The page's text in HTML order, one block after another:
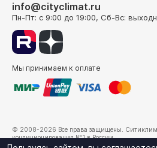
info@cityclimat.ru
Пн-Пт: с 9:00 до 19:00, Сб-Вс:
Мы принимаем к оплате
© 2008-2026 Все права защищены.
кондиционирования №1 в России.
г. Москва, ул. Электрозаводская, д. 24